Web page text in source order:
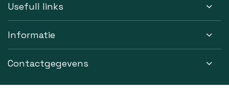
Usefull links
Informatie
Contactgegevens